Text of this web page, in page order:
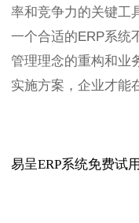
率和竞争力的关键工
一个合适的ERP系统
管理理念的重构和业
实施方案，企业才能
易呈ERP系统免费试